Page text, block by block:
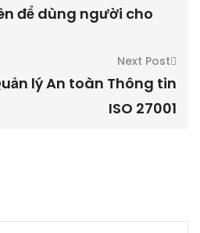
để dùng người cho
Next Post
lý An toàn Thông tin
ISO 27001